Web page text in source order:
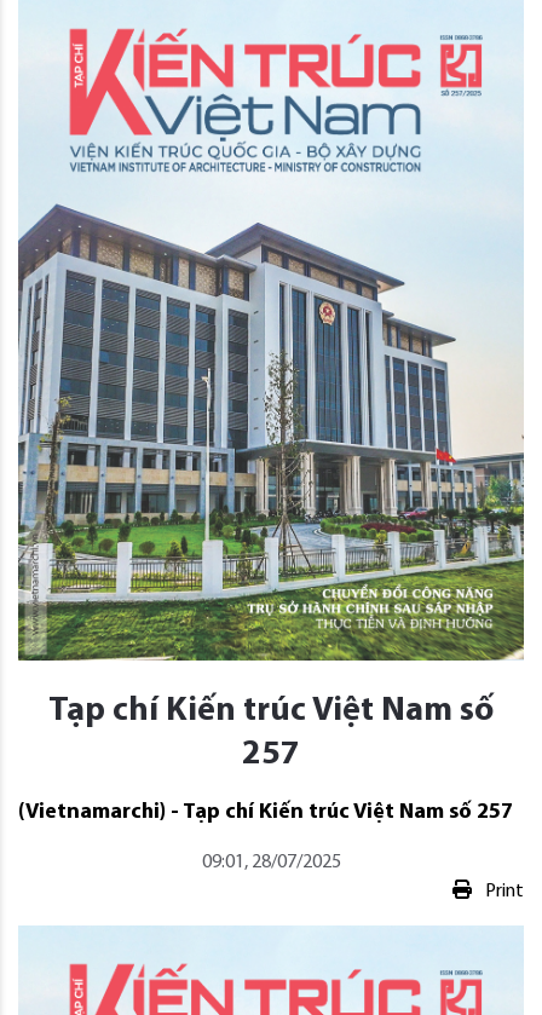
Tạp chí Kiến trúc Việt Nam số
257
(Vietnamarchi) - Tạp chí Kiến trúc Việt Nam số 257
09:01, 28/07/2025
Print